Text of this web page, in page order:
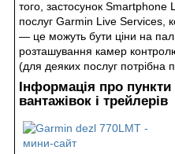
того, застосунок Smartphone
послуг Garmin Live Services,
— це можуть бути ціни на
розташування камер
(для деяких послуг потрібна
Інформація про
вантажівок і трейлерів